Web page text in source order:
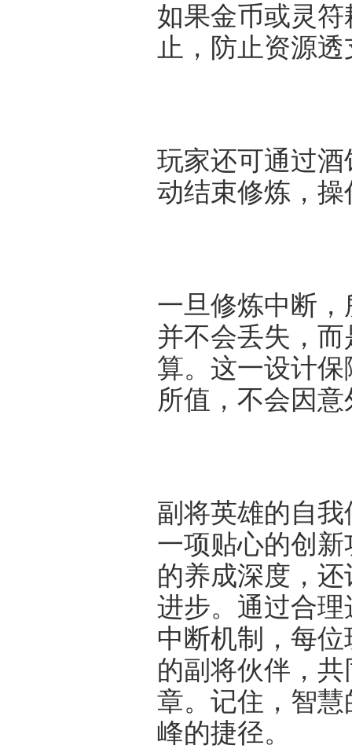
如果金币或灵
止，防止资源透
玩家还可通过
动结束修炼，
一旦修炼中断
并不会丢失，
算。这一设计
所值，不会因
副将英雄的自
一项贴心的创
的养成深度，
进步。通过合
中断机制，每
的副将伙伴，
章。记住，智
峰的捷径。